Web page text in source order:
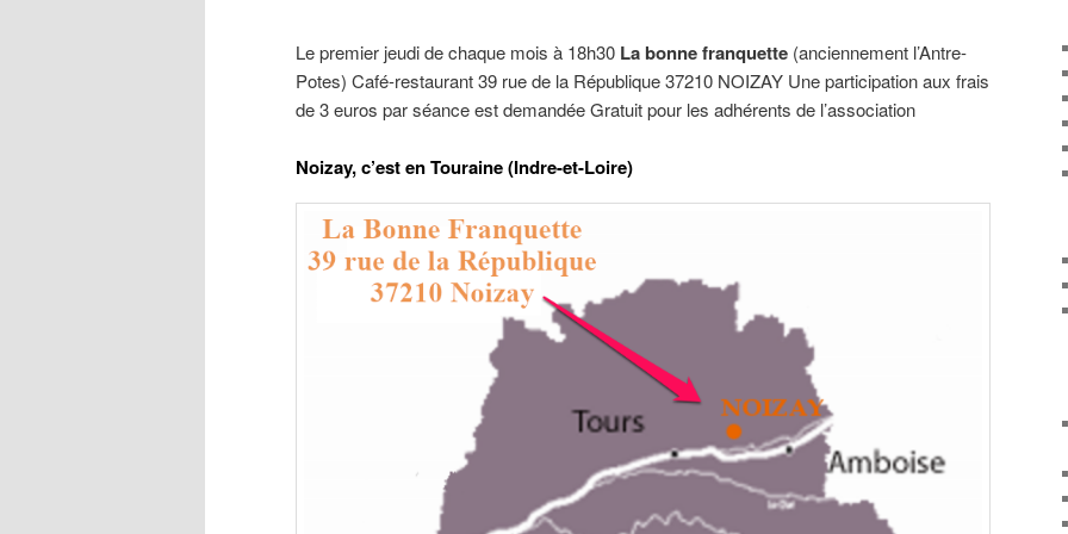
principal
Le premier jeudi de chaque mois à 18h30 La bonne franquette (anciennement l’Antre-
Potes) Café-restaurant 39 rue de la République 37210 NOIZAY Une participation aux frais
de 3 euros par séance est demandée Gratuit pour les adhérents de l’association
Noizay, c’est en Touraine (Indre-et-Loire)